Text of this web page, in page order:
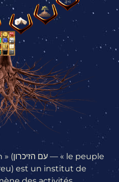
»(עם הזיכרון — « le peuple
est un institut de